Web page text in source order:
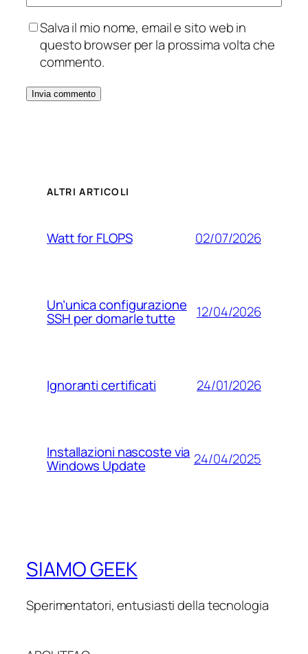
Salva il mio nome, email e sito web in
questo browser per la prossima volta che
commento.
ALTRI ARTICOLI
Watt for FLOPS 02/07/2026
Un’unica configurazione
SSH per domarle tutte 12/04/2026
Ignoranti certificati 24/01/2026
Installazioni nascoste via
Windows Update 24/04/2025
SIAMO GEEK
Sperimentatori, entusiasti della tecnologia